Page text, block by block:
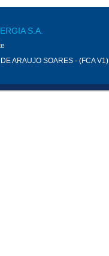
S.A.
ARAUJO SOARES - (FCA V1)